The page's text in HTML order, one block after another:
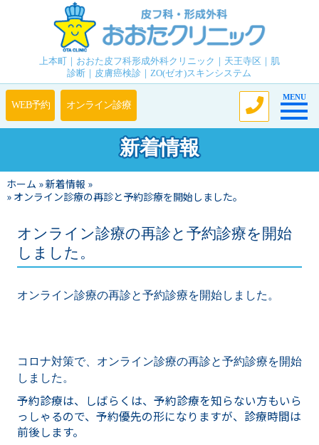
上本町｜おおた皮フ科形成外科クリニック｜天王寺区｜肌
診断｜皮膚癌検診｜ZO(ゼオ)スキンシステム
Toggle
MENU
新着情報
ホーム »新着情報 »
» オンライン診療の再診と予約診療を開始しました。
オンライン診療の再診と予約診療を開始
しました。
オンライン診療の再診と予約診療を開始しました。
コロナ対策で、オンライン診療の再診と予約診療を開始
しました。
予約診療は、しばらくは、予約診療を知らない方もいら
っしゃるので、予約優先の形になりますが、診療時間は
前後します。